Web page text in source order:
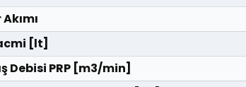
[lt]
Debisi PRP [m3/min]